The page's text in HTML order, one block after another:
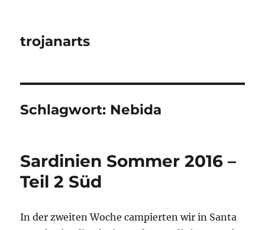
trojanarts
Schlagwort: Nebida
Sardinien Sommer 2016 –
Teil 2 Süd
In der zweiten Woche campierten wir in Santa